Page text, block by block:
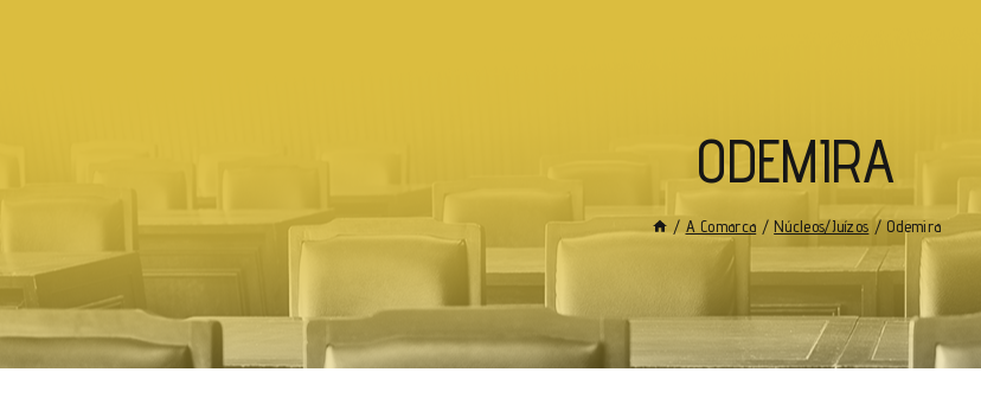
ODEMIRA
/ A Comarca / Núcleos/Juízos / Odemira